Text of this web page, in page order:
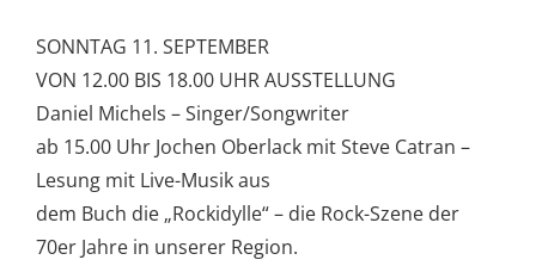
SONNTAG 11. SEPTEMBER
VON 12.00 BIS 18.00 UHR AUSSTELLUNG
Daniel Michels – Singer/Songwriter
ab 15.00 Uhr Jochen Oberlack mit Steve Catran –
Lesung mit Live-Musik aus
dem Buch die „Rockidylle“ – die Rock-Szene der
70er Jahre in unserer Region.